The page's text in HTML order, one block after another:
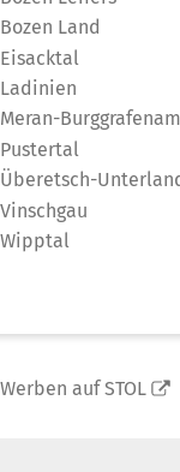
Bozen Land
Eisacktal
Ladinien
Meran-
Pustertal
Überetsch-
Vinschgau
Wipptal
Werben auf STOL